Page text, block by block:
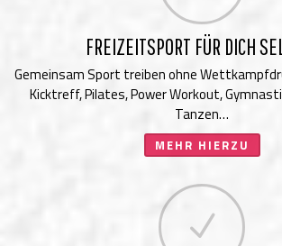
FREIZEITSPORT FÜR DICH
Gemeinsam Sport treiben ohne
Kicktreff, Pilates, Power Workout,
Tanzen…
MEHR HIERZU
N